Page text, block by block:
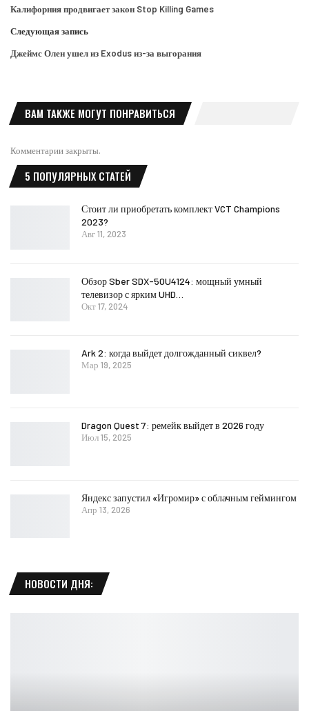
Калифорния продвигает закон Stop Killing Games
Следующая запись
Джеймс Олен ушел из Exodus из-за выгорания
ВАМ ТАКЖЕ МОГУТ ПОНРАВИТЬСЯ
Комментарии закрыты.
5 ПОПУЛЯРНЫХ СТАТЕЙ
Стоит ли приобретать комплект VCT Champions
2023?
Авг 11, 2023
Обзор Sber SDX-50U4124: мощный умный
телевизор с ярким UHD…
Окт 17, 2024
Ark 2: когда выйдет долгожданный сиквел?
Мар 19, 2025
Dragon Quest 7: ремейк выйдет в 2026 году
Июл 15, 2025
Яндекс запустил «Игромир» с облачным геймингом
Апр 13, 2026
НОВОСТИ ДНЯ: